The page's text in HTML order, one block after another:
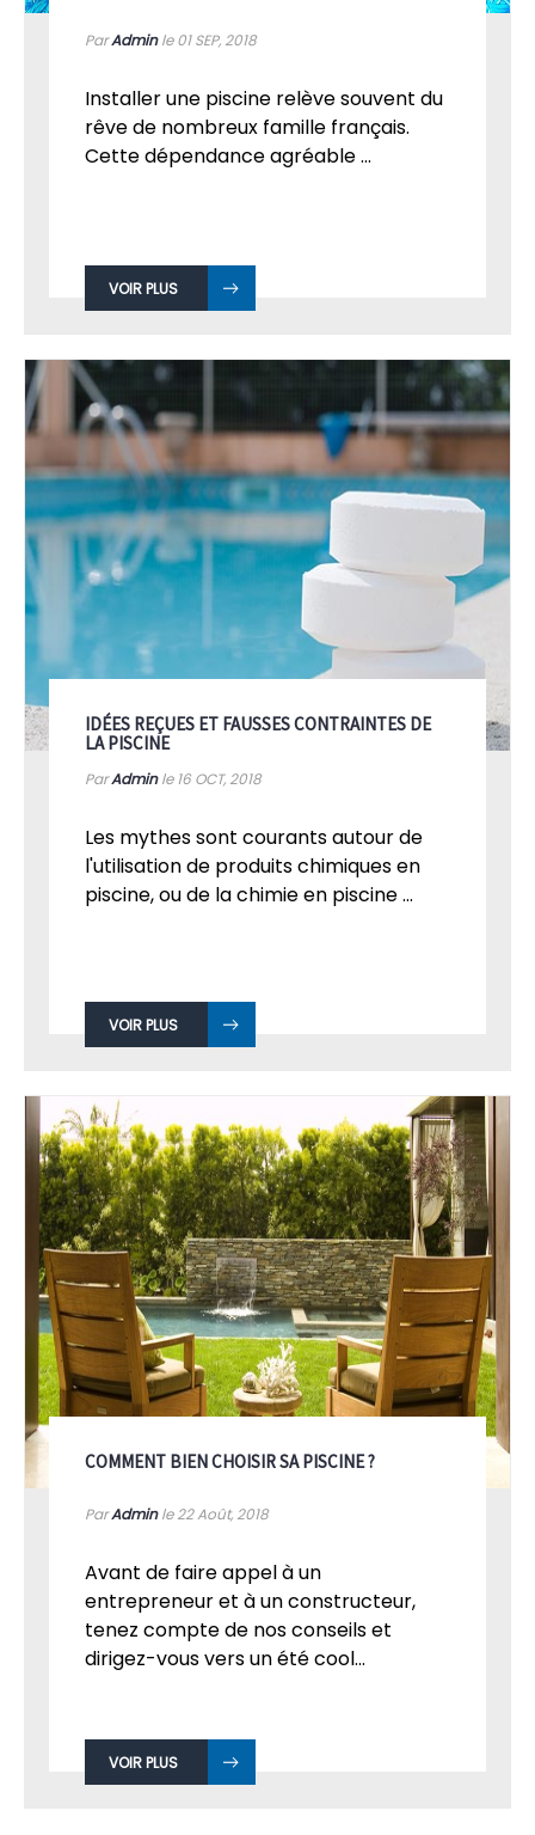
ParAdminle 01SEP, 2018
Installer une piscine relève souvent du
rêve de nombreux famille français.
Cette dépendance agréable ...
VOIR PLUS
IDÉES REÇUES ET FAUSSES CONTRAINTES DE
LA PISCINE
ParAdminle 16 OCT, 2018
Les mythes sont courants autour de
l'utilisation de produits chimiques en
piscine, ou de la chimie en piscine ...
VOIR PLUS
COMMENT BIEN CHOISIR SA PISCINE ?
ParAdminle 22Août, 2018
Avant de faire appel à un
entrepreneur et à un constructeur,
tenez compte de nos conseils et
dirigez-vous vers un été cool...
VOIR PLUS